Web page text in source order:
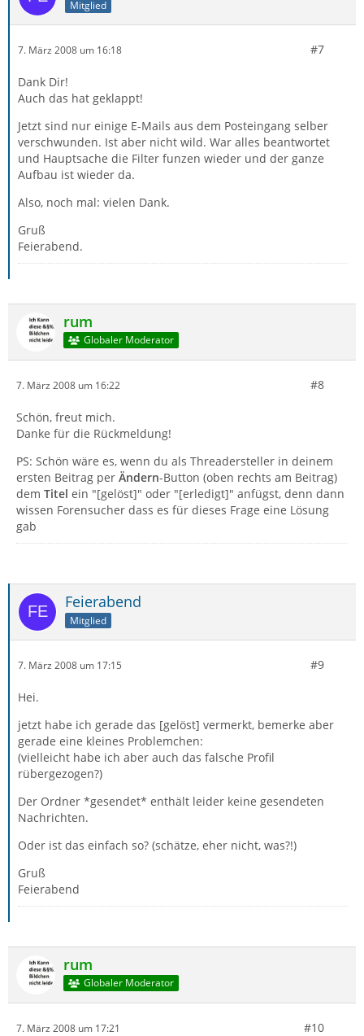
Mitglied
7. März 2008 um 16:18 #7
Dank Dir!
Auch das hat geklappt!
Jetzt sind nur einige E-Mails aus dem Posteingang selber
verschwunden. Ist aber nicht wild. War alles beantwortet
und Hauptsache die Filter funzen wieder und der ganze
Aufbau ist wieder da.
Also, noch mal: vielen Dank.
Gruß
Feierabend.
rum
Globaler Moderator
7. März 2008 um 16:22 #8
Schön, freut mich.
Danke für die Rückmeldung!
PS: Schön wäre es, wenn du als Threadersteller in deinem
ersten Beitrag per Ändern-Button (oben rechts am Beitrag)
dem Titel ein "[gelöst]" oder "[erledigt]" anfügst, denn dann
wissen Forensucher dass es für dieses Frage eine Lösung
gab
Feierabend
Mitglied
7. März 2008 um 17:15 #9
Hei.
jetzt habe ich gerade das [gelöst] vermerkt, bemerke aber
gerade eine kleines Problemchen:
(vielleicht habe ich aber auch das falsche Profil
rübergezogen?)
Der Ordner *gesendet* enthält leider keine gesendeten
Nachrichten.
Oder ist das einfach so? (schätze, eher nicht, was?!)
Gruß
Feierabend
rum
Globaler Moderator
7. März 2008 um 17:21 #10